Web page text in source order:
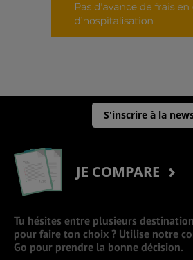
S'inscrire à la
JE COMPARE
Tu hésites entre plusieurs
pour faire ton choix ? Utilise notre
Go pour prendre la bonne décision.